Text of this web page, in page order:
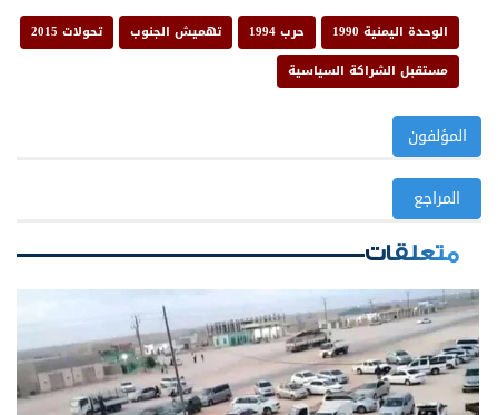
الوحدة اليمنية 1990 حرب 1994 تهميش الجنوب
تحولات 2015
مستقبل الشراكة السياسية
المؤلفون
المراجع
متعلقات